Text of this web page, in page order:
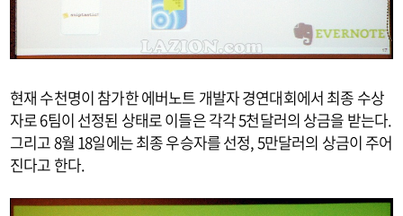
현재 수천명이 참가한 에버노트 개발자 경연대회에서 최종 수상
자로 6팀이 선정된 상태로 이들은 각각 5천달러의 상금을 받는다.
그리고 8월 18일에는 최종 우승자를 선정, 5만달러의 상금이 주어
진다고 한다.